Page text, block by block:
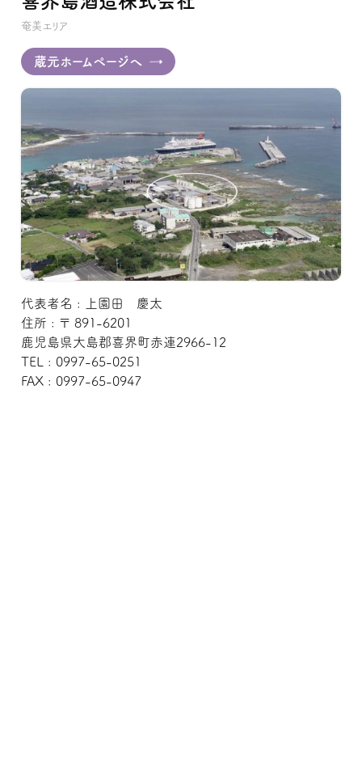
奄美エリア
蔵元ホームページへ
代表者名 : 上園田 慶太
住所 : 〒 891-6201
鹿児島県大島郡喜界町赤連2966-12
TEL : 0997-65-0251
FAX : 0997-65-0947